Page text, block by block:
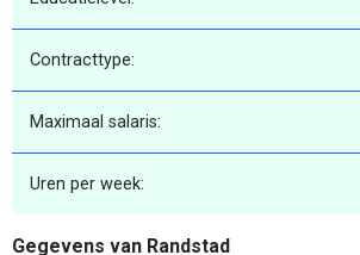
Contracttype:
Maximaal salaris:
Uren per week:
Gegevens van Randstad